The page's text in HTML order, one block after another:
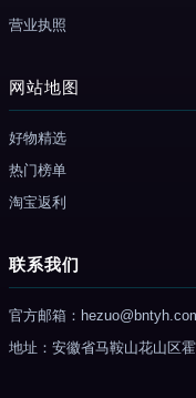
营业执照
网站地图
好物精选
热门榜单
淘宝返利
联系我们
官方邮箱：
地址：安徽省马鞍山花山区